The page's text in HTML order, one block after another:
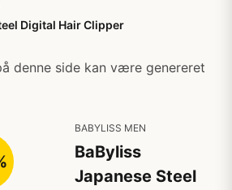
Digital Hair Clipper
denne side kan være genereret
BABYLISS MEN
BaByliss
Japanese Steel